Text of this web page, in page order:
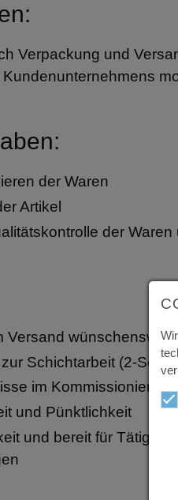
Verpackung und
der Waren
Artikel
der
Versand wünschenswert
Schichtarbeit (2-
im Kommissionieren,
und Pünktlichkeit
und bereit für